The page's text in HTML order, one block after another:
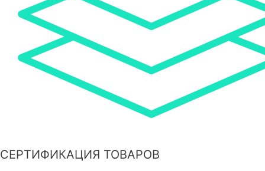
СЕРТИФИКАЦИЯ ТОВАРОВ